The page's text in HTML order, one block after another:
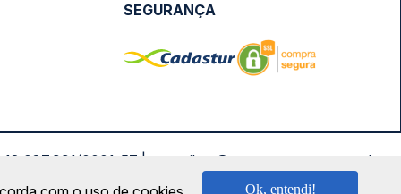
SEGURANÇA
0001-57 | saconibus@queropassagem.com.br
Ok, entendi!